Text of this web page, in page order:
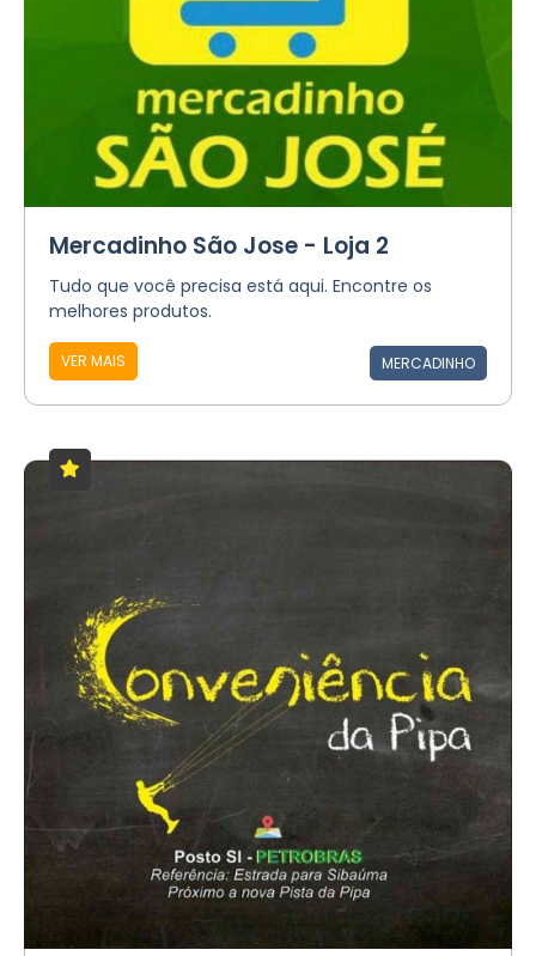
Mercadinho São Jose - Loja 2
Tudo que você precisa está aqui. Encontre os
melhores produtos.
VER MAIS MERCADINHO